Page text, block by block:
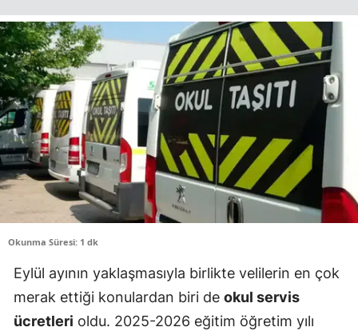
Okunma Süresi: 1 dk
Eylül ayının yaklaşmasıyla birlikte velilerin en çok
merak ettiği konulardan biri de okul servis
ücretleri oldu. 2025-2026 eğitim öğretim yılı